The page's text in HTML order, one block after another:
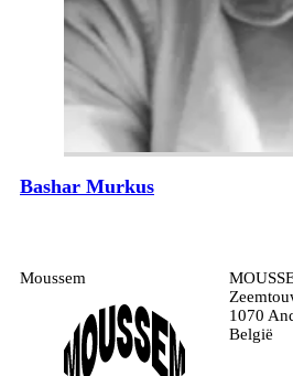
Bashar Murkus
Moussem
1070
België